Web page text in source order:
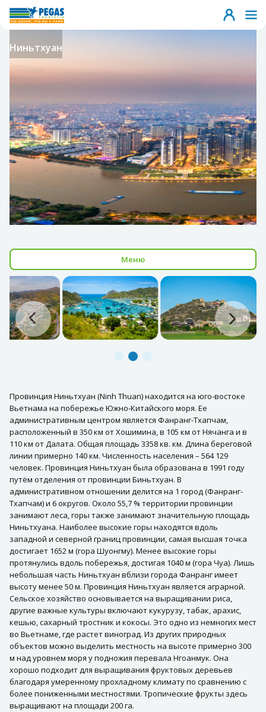
Ниньтхуан
Меню
Провинция Ниньтхуан (Ninh Thuan) находится на юго-востоке
Вьетнама на побережье Южно-Китайского моря. Ее
административным центром является Фанранг-Тхапчам,
расположенный в 350 км от Хошимина, в 105 км от Нячанга и в
110 км от Далата. Общая площадь 3358 кв. км. Длина береговой
линии примерно 140 км. Численность населения – 564 129
человек. Провинция Ниньтхуан была образована в 1991 году
путём отделения от провинции Биньтхуан. В
административном отношении делится на 1 город (Фанранг-
Тхапчам) и 6 округов. Около 55,7 % территории провинции
занимают леса, горы также занимают значительную площадь
Ниньтхуана. Наиболее высокие горы находятся вдоль
западной и северной границ провинции, самая высшая точка
достигает 1652 м (гора Шуонгму). Менее высокие горы
протянулись вдоль побережья, достигая 1040 м (гора Чуа). Лишь
небольшая часть Ниньтхуан вблизи города Фанранг имеет
высоту менее 50 м. Провинция Ниньтхуан является аграрной.
Сельское хозяйство основывается на выращивании риса,
другие важные культуры включают кукурузу, табак, арахис,
кешью, сахарный тростник и кокосы. Это одно из немногих мест
во Вьетнаме, где растет виноград. Из других природных
объектов можно выделить местность на высоте примерно 300
м над уровнем моря у подножия перевала Нгоанмук. Она
хорошо подходит для выращивания фруктовых деревьев
благодаря умеренному прохладному климату по сравнению с
более пониженными местностями. Тропические фрукты здесь
выращивают на площади 200 га.